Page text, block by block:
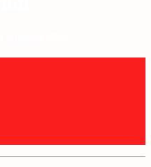
ianuarie 2025